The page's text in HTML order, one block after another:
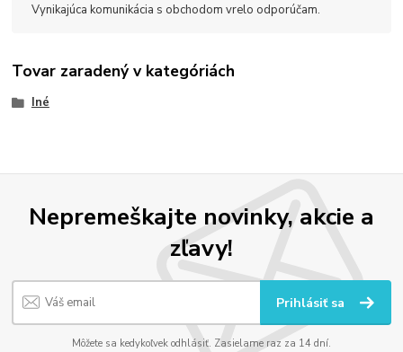
Vynikajúca komunikácia s obchodom vrelo odporúčam.
Tovar zaradený v kategóriách
Iné
Nepremeškajte novinky, akcie a
zľavy!
Prihlásiť sa
Môžete sa kedykoľvek odhlásiť. Zasielame raz za 14 dní.